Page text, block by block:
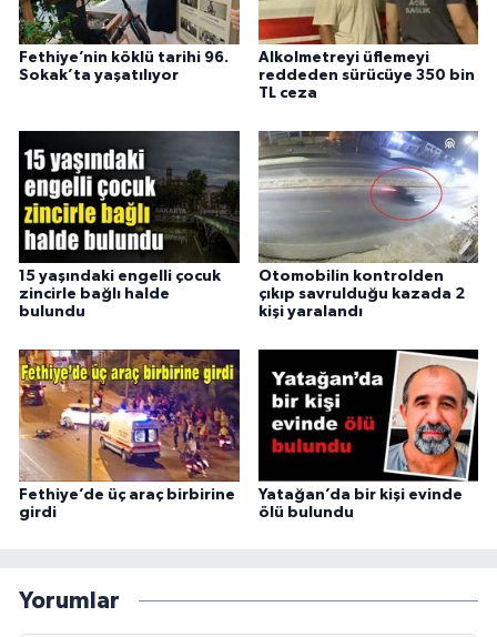
Fethiye’nin köklü tarihi 96.
Sokak’ta yaşatılıyor
Alkolmetreyi üflemeyi
reddeden sürücüye 350 bin
TL ceza
15 yaşındaki engelli çocuk
zincirle bağlı halde
bulundu
Otomobilin kontrolden
çıkıp savrulduğu kazada 2
kişi yaralandı
Fethiye’de üç araç birbirine
girdi
Yatağan’da bir kişi evinde
ölü bulundu
Yorumlar